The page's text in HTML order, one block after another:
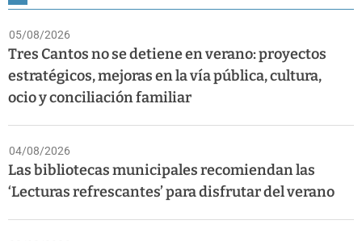
05/08/2026
Tres Cantos no se detiene en verano: proyectos
estratégicos, mejoras en la vía pública, cultura,
ocio y conciliación familiar
04/08/2026
Las bibliotecas municipales recomiendan las
‘Lecturas refrescantes’ para disfrutar del verano